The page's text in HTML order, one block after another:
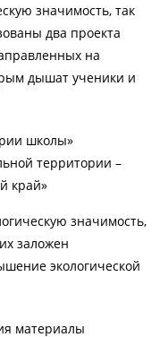
значимость, так
два проекта
на
дышат ученики и
школы»
территории –
край»
значимость,
заложен
экологической
материалы